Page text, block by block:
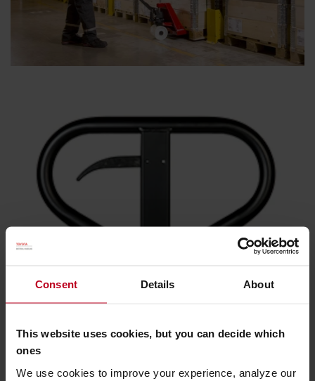
Consent Details About
This website uses cookies, but you can decide which
ones
We use cookies to improve your experience, analyze our
Poignée